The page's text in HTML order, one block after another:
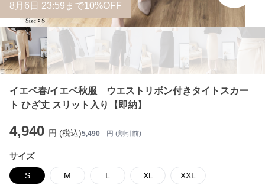
8 月 6 日 23:59まで10%OFF
イエベ春/イエベ秋服 ウエストリボン付きタイトスカー
ト ひざ丈 スリット入り【即納】
4,940 円 (税込)5,490 円 (割引前)
サイズ
S M L XL XXL